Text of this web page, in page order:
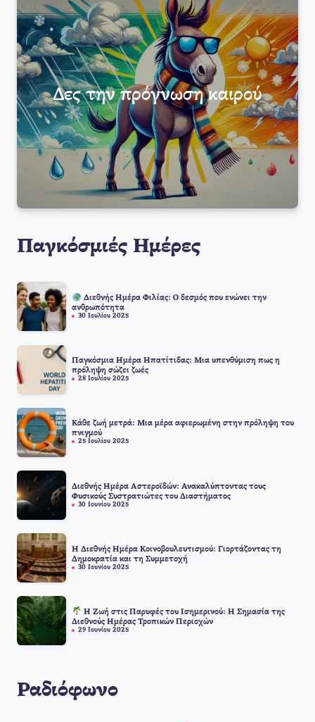
Δες την πρόγνωση καιρού
Παγκόσμιές Ημέρες
Διεθνής Ημέρα Φιλίας: Ο δεσμός που ενώνει την
ανθρωπότητα
30 Ιουλίου 2025
Παγκόσμια Ημέρα Ηπατίτιδας: Μια υπενθύμιση πως η
πρόληψη σώζει ζωές
28 Ιουλίου 2025
Κάθε ζωή μετρά: Μια μέρα αφιερωμένη στην πρόληψη του
πνιγμού
25 Ιουλίου 2025
Διεθνής Ημέρα Αστεροϊδών: Ανακαλύπτοντας τους
Φυσικούς Συστρατιώτες του Διαστήματος
30 Ιουνίου 2025
Η Διεθνής Ημέρα Κοινοβουλευτισμού: Γιορτάζοντας τη
Δημοκρατία και τη Συμμετοχή
30 Ιουνίου 2025
Η Ζωή στις Παρυφές του Ισημερινού: Η Σημασία της
Διεθνούς Ημέρας Τροπικών Περιοχών
29 Ιουνίου 2025
Ραδιόφωνο